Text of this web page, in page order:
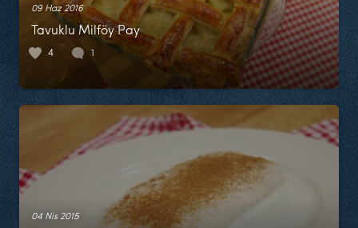
09 Haz 2016
Tavuklu Milföy Pay
4 1
04 Nis 2015